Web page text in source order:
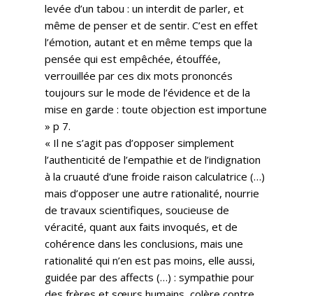
levée d’un tabou : un interdit de parler, et
même de penser et de sentir. C’est en effet
l’émotion, autant et en même temps que la
pensée qui est empêchée, étouffée,
verrouillée par ces dix mots prononcés
toujours sur le mode de l’évidence et de la
mise en garde : toute objection est importune
» p 7.
« Il ne s’agit pas d’opposer simplement
l’authenticité de l’empathie et de l’indignation
à la cruauté d’une froide raison calculatrice (…)
mais d’opposer une autre rationalité, nourrie
de travaux scientifiques, soucieuse de
véracité, quant aux faits invoqués, et de
cohérence dans les conclusions, mais une
rationalité qui n’en est pas moins, elle aussi,
guidée par des affects (…) : sympathie pour